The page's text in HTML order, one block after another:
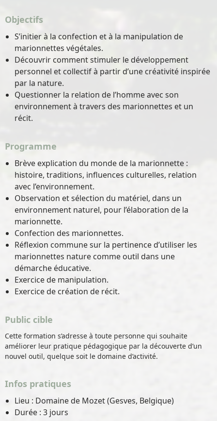
Objectifs
S’initier à la confection et à la manipulation de
marionnettes végétales.
Découvrir comment stimuler le développement
personnel et collectif à partir d’une créativité inspirée
par la nature.
Questionner la relation de l’homme avec son
environnement à travers des marionnettes et un
récit.
Programme
Brève explication du monde de la marionnette :
histoire, traditions, influences culturelles, relation
avec l’environnement.
Observation et sélection du matériel, dans un
environnement naturel, pour l’élaboration de la
marionnette.
Confection des marionnettes.
Réflexion commune sur la pertinence d’utiliser les
marionnettes nature comme outil dans une
démarche éducative.
Exercice de manipulation.
Exercice de création de récit.
Public cible
Cette formation s’adresse à toute personne qui souhaite
améliorer leur pratique pédagogique par la découverte d’un
nouvel outil, quelque soit le domaine d’activité.
Infos pratiques
Lieu : Domaine de Mozet (Gesves, Belgique)
Durée : 3 jours